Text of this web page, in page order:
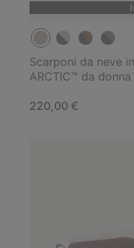
Scarponi da neve
ARCTIC™ da donna
Regular price:
220,00 €